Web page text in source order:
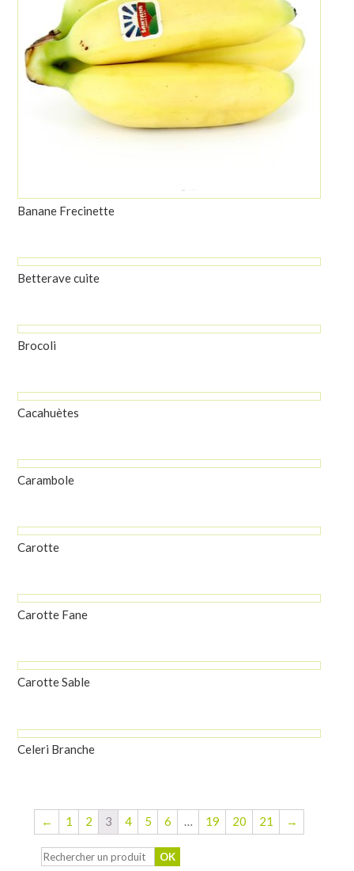
Banane Frecinette
Betterave cuite
Brocoli
Cacahuètes
Carambole
Carotte
Carotte Fane
Carotte Sable
Celeri Branche
← 1 2 3 4 5 6 … 19 20 21 →